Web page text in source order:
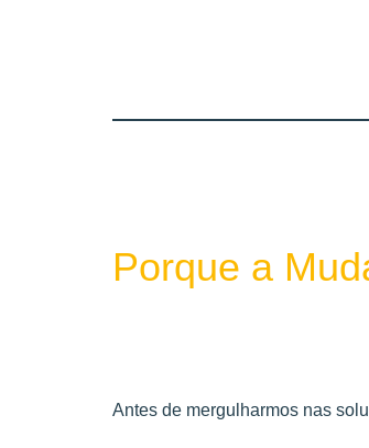
Porque a
Antes de mergulharmos nas